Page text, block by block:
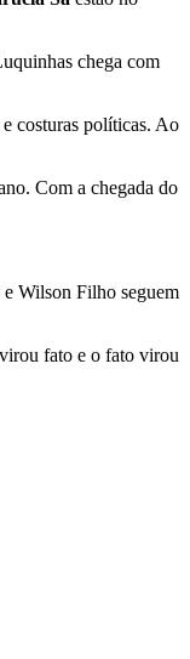
chega com
costuras políticas. Ao
Com a chegada do
Wilson Filho seguem
fato e o fato virou